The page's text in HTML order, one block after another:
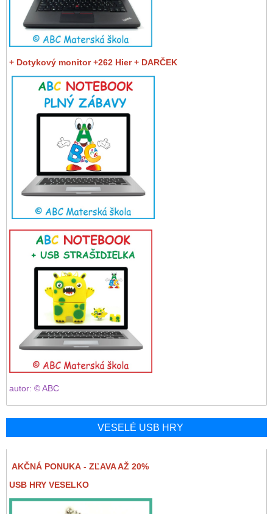
+ Dotykový monitor +262 Hier + DARČEK
autor: © ABC
VESELÉ USB HRY
AKČNÁ PONUKA - ZĽAVA AŽ 20%
USB HRY VESELKO